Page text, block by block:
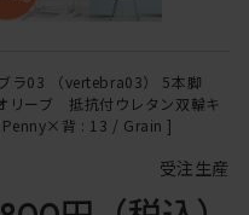
ラ03 （vertebra03） 5本脚
リーブ 抵抗付ウレタン双輪キ
Penny×背 : 13 / Grain ]
受注生産